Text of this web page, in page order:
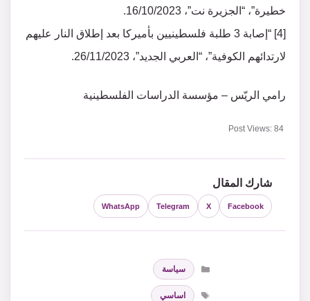
خطيرة”، “الجزيرة نت”، 16/10/2023.
[4] “إصابة 3 طلبة فلسطينيين بأميركا بعد إطلاق النار عليهم
لارتدائهم الكوفية”، “العربي الجديد”، 26/11/2023.
رامي الريّس – مؤسسة الدراسات الفلسطينية
Post Views: 84
شارك المقال
Facebook
X
Telegram
WhatsApp
التصنيفات
سياسة
الوسوم
اساسي